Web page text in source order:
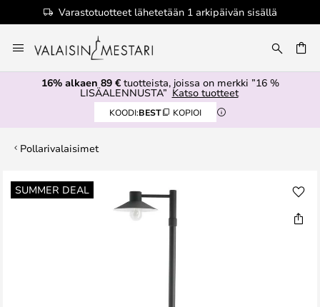
Varastotuotteet lähetetään 1 arkipäivän sisällä
to
Content
16% alkaen 89 €tuotteista, joissa on merkki ”16 %
LISÄALENNUSTA” Katso tuotteet
KOODI:BEST KOPIOI
Pollarivalaisimet
SUMMER DEAL
Skip
to